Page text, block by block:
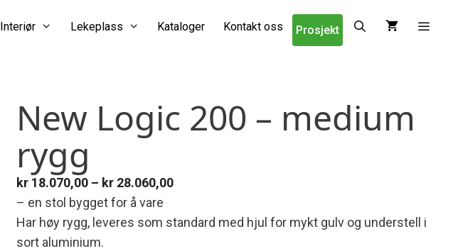
Interiør Lekeplass Kataloger Kontakt oss Prosjekt
New Logic 200 – medium
rygg
kr18.070,00 – kr28.060,00Prisområde:
til
– en stol bygget for å vare
Har høy rygg, leveres som standard med hjul for mykt gulv og understell i
sort aluminium.